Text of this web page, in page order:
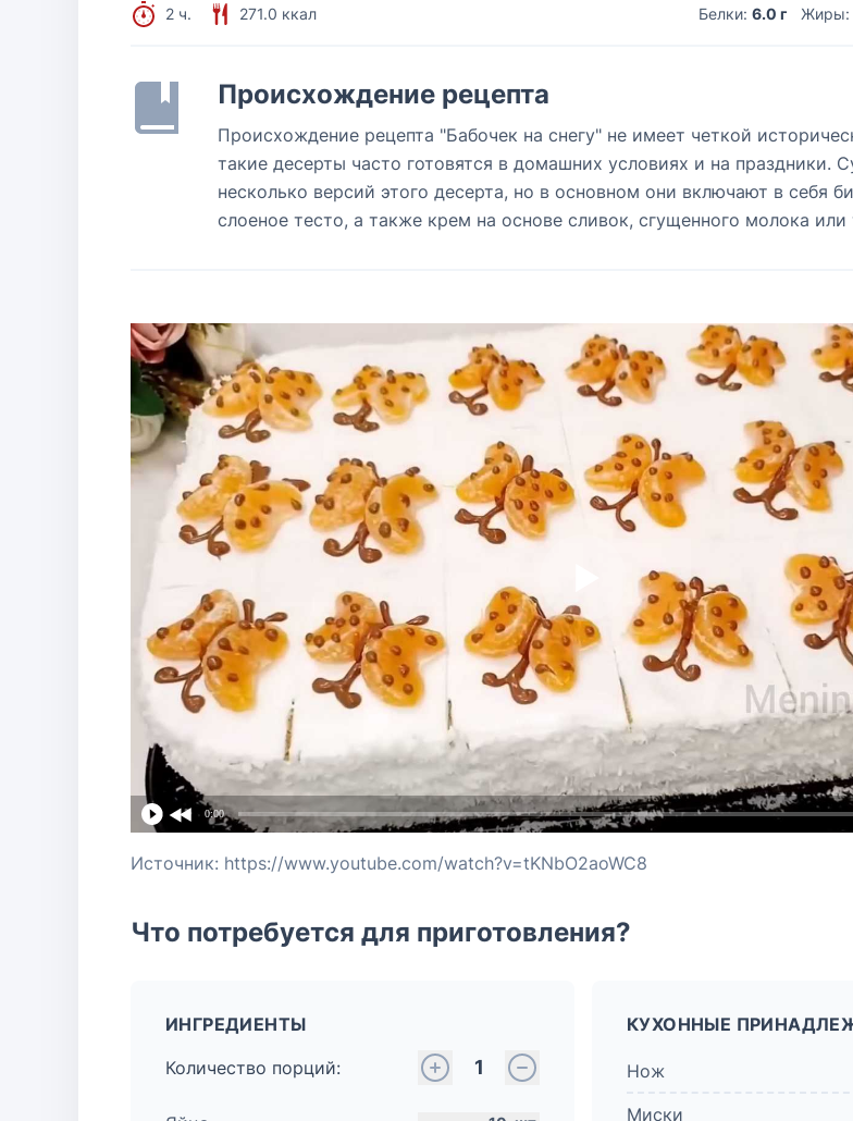
2 ч. 271.0 ккал Белки: 6.0 г Жиры:
Происхождение рецепта
Происхождение рецепта "Бабочек на снегу" не имеет четкой
такие десерты часто готовятся в домашних условиях и на праздники.
несколько версий этого десерта, но в основном они включают в себя
слоеное тесто, а также крем на основе сливок, сгущенного молока или
0:00
Источник: https://www.youtube.com/watch?v=tKNbO2aoWC8
Что потребуется для приготовления?
ИНГРЕДИЕНТЫ
Количество порций:
1
КУХОННЫЕ
Нож
Миски